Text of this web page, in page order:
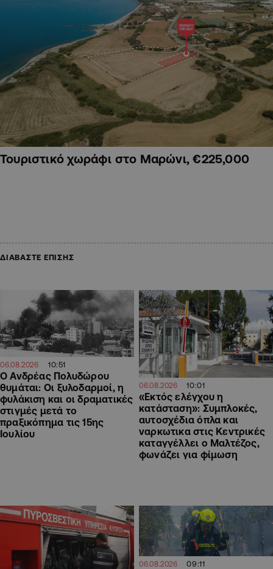
Τουριστικό χωράφι στο Μαρώνι, €225,000
ΔΙΑΒΑΣΤΕ ΕΠΙΣΗΣ
06.08.2026 10:51
Ο Ανδρέας Πολυδώρου
θυμάται: Οι ξυλοδαρμοί, η
φυλάκιση και οι δραματικές
στιγμές μετά το
πραξικόπημα τις 15ης
Ιουλίου
06.08.2026 10:01
«Εκτός ελέγχου η
κατάσταση»: Συμπλοκές,
αυτοσχέδια όπλα και
ναρκωτικα στις Κεντρικές
καταγγέλλει ο Μαλτέζος,
φωνάζει για φίμωση
06.08.2026 09:11